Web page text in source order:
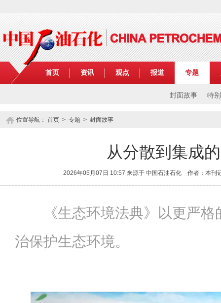
首页 资讯 观点 报道 专题
封面故事 特
位置导航： 首页 > 专题 > 封面故事
从分散到集成
2026年05月07日 10:57 来源于 中国石油石化 作者：本
《生态环境法典》以更严
治保护生态环境。